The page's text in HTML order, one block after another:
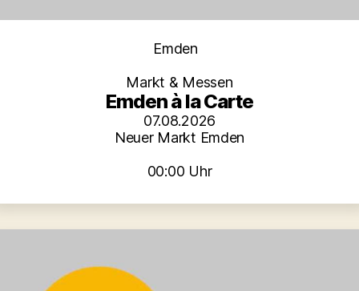
Kategorien
Emden
Markt & Messen
Emden à la Carte
07.08.2026
Neuer Markt Emden
00:00 Uhr